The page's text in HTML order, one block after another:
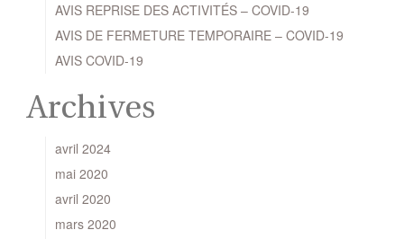
AVIS REPRISE DES ACTIVITÉS – COVID-19
AVIS DE FERMETURE TEMPORAIRE – COVID-19
AVIS COVID-19
Archives
avril 2024
mai 2020
avril 2020
mars 2020